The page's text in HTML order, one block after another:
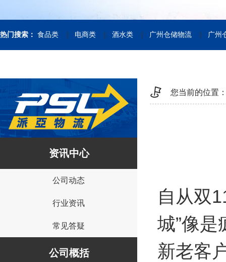
热门搜索： 食品类 | 电商类 | 酒水类 | 广州仓储物流 | 广州
资讯中心
公司动态
行业资讯
常见答疑
公司概括
您当前的位置
自从双
城”像
新老客